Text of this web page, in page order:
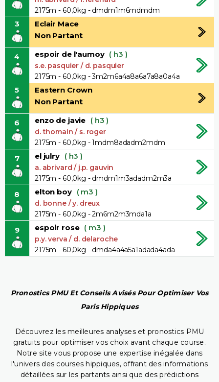
2175m - 60,0kg - dmdm1m6mdmdm
3
Eclair Mace
Non Partant
4 espoir de l'aumoy ( h3 )
s.e. pasquier / d. pasquier
2175m - 60,0kg - 3m2m6a4a8a6a7a8a0a4a
5
Eastern Crown
Non Partant
6 enzo de javie ( h3 )
d. thomain / s. roger
2175m - 60,0kg - 1mdm8adadm2mdm
7 el julry ( h3 )
a. abrivard / j.p. gauvin
2175m - 60,0kg - dmdm1m3adadm2m3a
8 elton boy ( m3 )
d. bonne / y. dreux
2175m - 60,0kg - 2m6m2m3mda1a
9 espoir rose ( m3 )
p.y. verva / d. delaroche
2175m - 60,0kg - dmda4a4a5a1adada4ada
Pronostics PMU Et Conseils Avisés Pour Optimiser Vos
Paris Hippiques
Découvrez les meilleures analyses et pronostics PMU
gratuits pour optimiser vos choix avant chaque course.
Notre site vous propose une expertise inégalée dans
l'univers des courses hippiques, offrant des informations
détaillées sur les partants ainsi que des prédictions